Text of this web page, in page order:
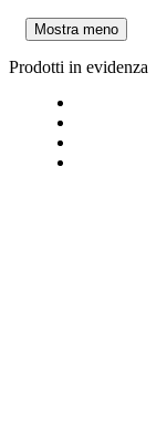
Mostra meno
Prodotti in evidenza